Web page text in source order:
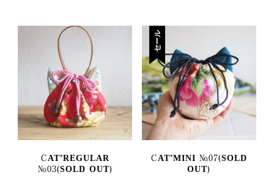
CAT*REGULAR
№03(SOLD OUT)
セール
CAT*MINI №07(SOLD
OUT)